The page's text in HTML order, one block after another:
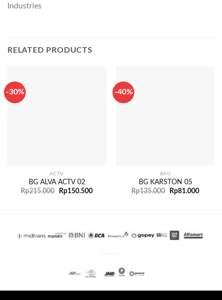
Industries
RELATED PRODUCTS
-30%
ACTV
BG ALVA ACTV 02
Rp215.000 Rp150.500
-40%
BAG
BG KARSTON 05
Rp135.000 Rp81.000